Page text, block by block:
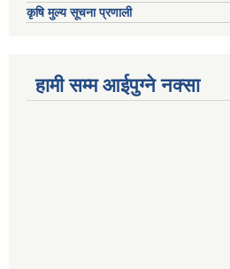
कृषि मुल्य सूचना प्रणाली
हामी सम्म आईपुग्ने नक्सा